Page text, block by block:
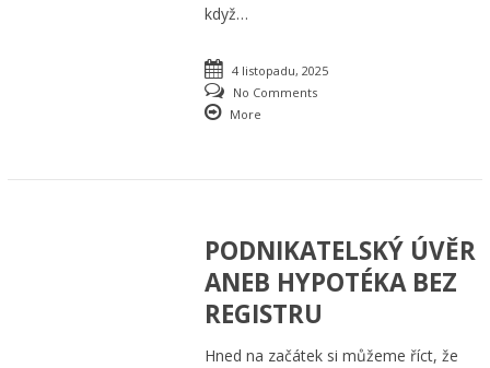
když…
4 listopadu, 2025
No Comments
More
PODNIKATELSKÝ ÚVĚR
ANEB HYPOTÉKA BEZ
REGISTRU
Hned na začátek si můžeme říct, že